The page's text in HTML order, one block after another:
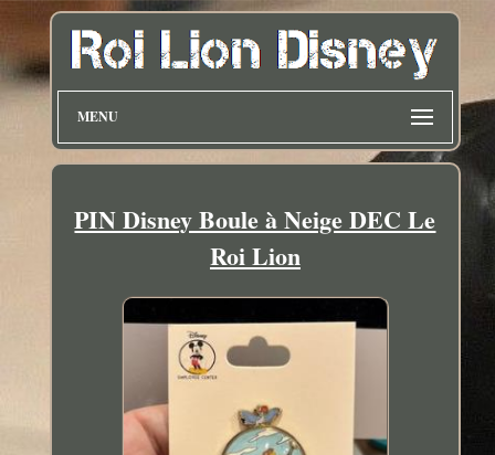
MENU
PIN Disney Boule à Neige DEC Le
Roi Lion